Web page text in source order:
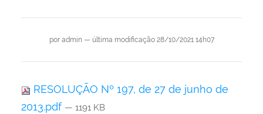
por admin— última modificação28/10/2021 14h07
RESOLUÇÃO Nº 197, de 27 de junho de
2013.pdf — 1191 KB